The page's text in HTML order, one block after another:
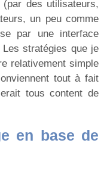
des utilisateurs,
un peu comme
par une interface
stratégies que je
relativement simple
tout à fait
tous content de
en base de